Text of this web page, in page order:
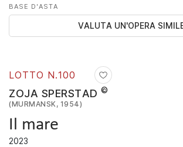
LOTTO N.100
ZOJA SPERSTAD ©
(MURMANSK, 1954)
Il mare
2023
BASE D'ASTA
VALUTA UN'OPERA